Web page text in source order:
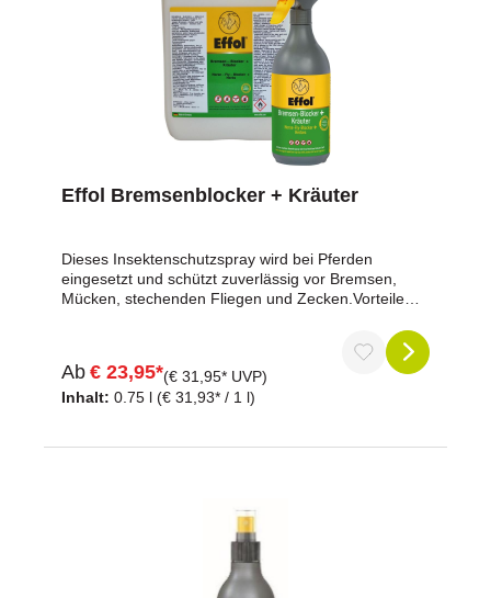
Effol Bremsenblocker + Kräuter
Dieses Insektenschutzspray wird bei Pferden
eingesetzt und schützt zuverlässig vor Bremsen,
Mücken, stechenden Fliegen und Zecken.Vorteile
Bremsen, Mücken, Fliegen und ZeckenSofortige
langanhaltendem SchutzHaut- und fellschonend:
Dermatologisch getestetErfrischender Duft: Mit
(wahlweise): 750 ml oder 2,5
lEigenschaftenDermatologisch getestetHaut- und
Registriernummer: N-59209Biozidprodukte vorsichtig
verwenden. Vor Gebrauch stets Etikett und
Inhalt: 0.75 l (€ 31,93* / 1 l)
Ab € 23,95*(€ 31,95* UVP)